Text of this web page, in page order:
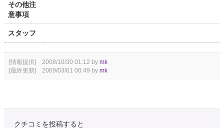
その他注
意事項
スタッフ
[情報提供] 2008/10/30 01:12 by mk
[最終更新] 2009/03/01 00:49 by mk
クチコミを投稿すると